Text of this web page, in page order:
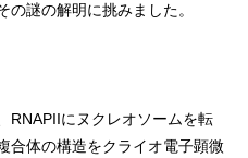
謎の解明に挑みました。
RNAPIIにヌクレオソームを転
合体の構造をクライオ電子顕微